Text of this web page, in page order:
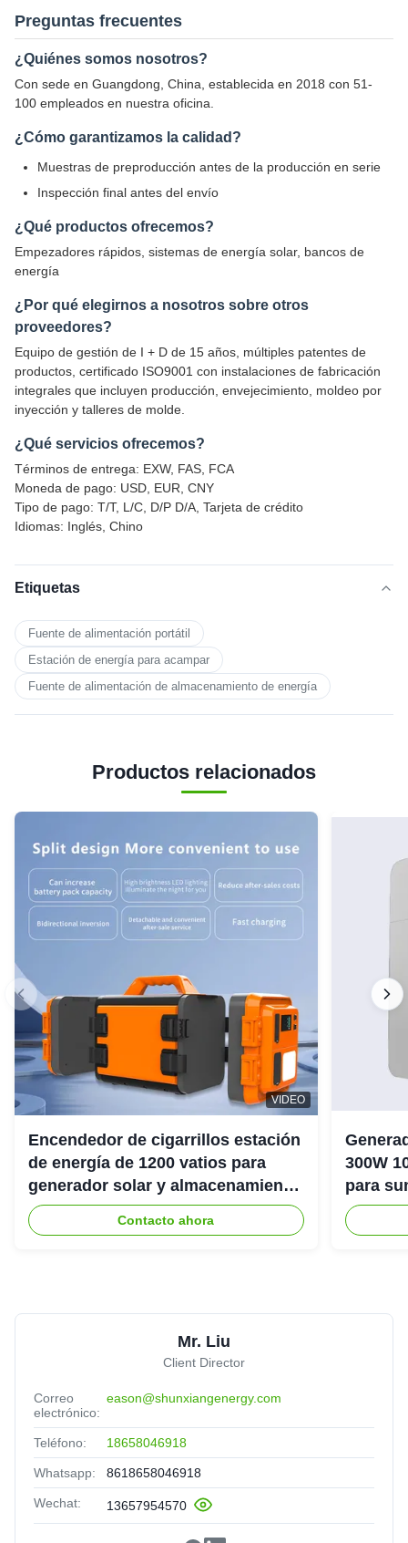
Preguntas frecuentes
¿Quiénes somos nosotros?
Con sede en Guangdong, China, establecida en 2018 con 51-
100 empleados en nuestra oficina.
¿Cómo garantizamos la calidad?
Muestras de preproducción antes de la producción en serie
Inspección final antes del envío
¿Qué productos ofrecemos?
Empezadores rápidos, sistemas de energía solar, bancos de
energía
¿Por qué elegirnos a nosotros sobre otros
proveedores?
Equipo de gestión de I + D de 15 años, múltiples patentes de
productos, certificado ISO9001 con instalaciones de fabricación
integrales que incluyen producción, envejecimiento, moldeo por
inyección y talleres de molde.
¿Qué servicios ofrecemos?
Términos de entrega: EXW, FAS, FCA
Moneda de pago: USD, EUR, CNY
Tipo de pago: T/T, L/C, D/P D/A, Tarjeta de crédito
Idiomas: Inglés, Chino
Etiquetas
Fuente de alimentación portátil
Estación de energía para acampar
Fuente de alimentación de almacenamiento de energía
Productos relacionados
VIDEO
Encendedor de cigarrillos estación
de energía de 1200 vatios para
generador solar y almacenamiento
de energía
Contacto ahora
300W
para
Mr. Liu
Client Director
Correo
electrónico:
eason@shunxiangenergy.com
Teléfono: 18658046918
Whatsapp: 8618658046918
Wechat: 13657954570